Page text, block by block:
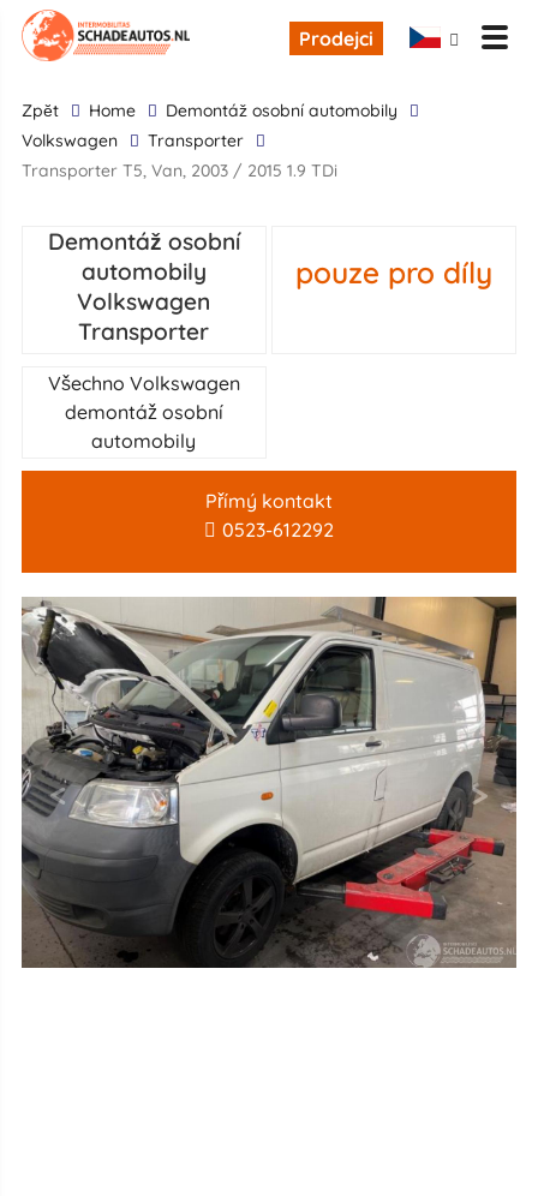
Prodejci
zpĕt Home
demontáž osobní automobily
Volkswagen
Transporter
Transporter T5, Van, 2003 / 2015 1.9 TDi
Demontáž osobní
automobily
Volkswagen
Transporter
pouze pro díly
Všechno Volkswagen
demontáž osobní
automobily
Přímý kontakt
0523-612292